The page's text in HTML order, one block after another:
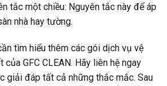
tắc một chiều: Nguyên tắc này để áp
nhà hay tường.
tìm hiểu thêm các gói dịch vụ vệ
của GFC CLEAN. Hãy liên hệ ngay
giải đáp tất cả những thắc mắc. Sau